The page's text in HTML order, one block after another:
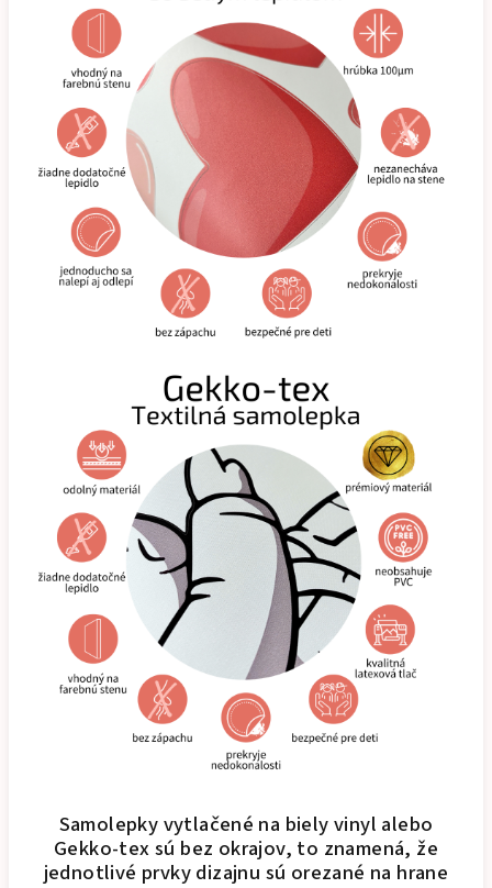
Samolepky vytlačené na biely vinyl alebo
Gekko-tex sú bez okrajov, to znamená, že
jednotlivé prvky dizajnu sú orezané na hrane